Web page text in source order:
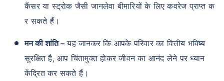
कैंसर या स्ट्रोक जैसी जानलेवा बीमारियों के लिए कवरेज प्राप्त क
र सकते हैं।
मन की शांति – यह जानकर कि आपके परिवार का वित्तीय भविष्य
सुरक्षित है, आप चिंतामुक्त होकर जीवन का आनंद लेने पर ध्यान
केंद्रित कर सकते हैं।